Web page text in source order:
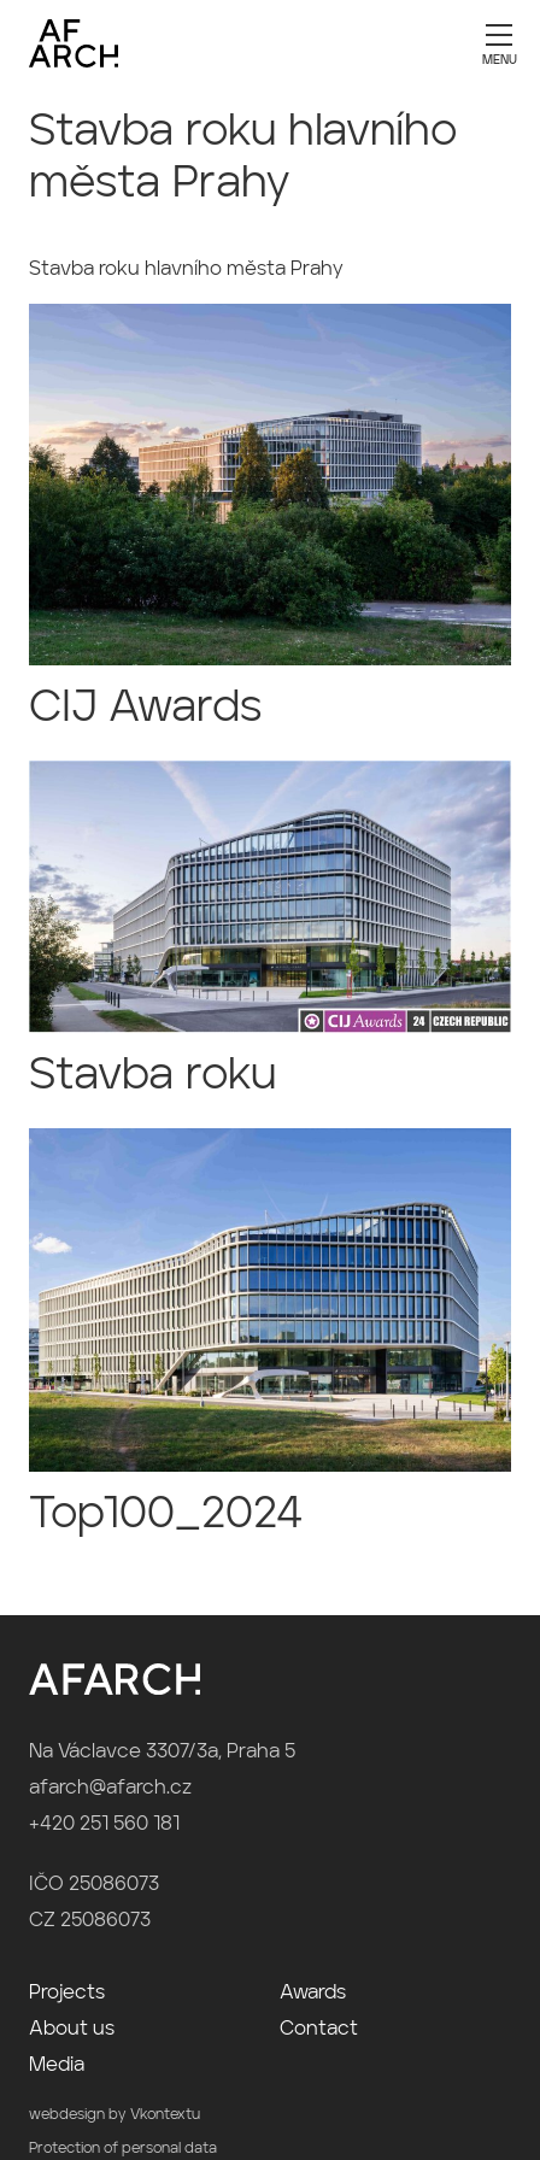
Stavba roku hlavního
města Prahy
Stavba roku hlavního města Prahy
CIJ Awards
Stavba roku
Top100_2024
Projects
About us
Media
Awards
Contact
Na Václavce 3307/3a, Praha 5
afarch@afarch.cz
+420 251 560 181
IČO 25086073
CZ 25086073
webdesign by Vkontextu
Protection of personal data